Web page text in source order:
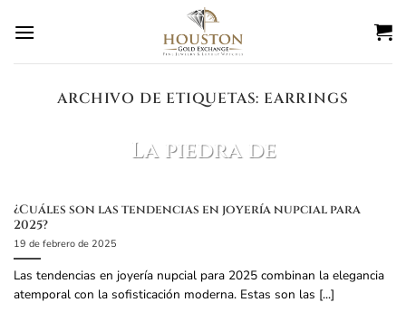
ARCHIVO DE ETIQUETAS: EARRINGS
La piedra de
es?
aguamarina. Datos sobre la aguamarina: Color:
Azul claro a verde azulado, parecido al [...]
¿Cuáles son las tendencias en joyería nupcial para
2025?
19 de febrero de 2025
Las tendencias en joyería nupcial para 2025 combinan la elegancia
atemporal con la sofisticación moderna. Estas son las [...]